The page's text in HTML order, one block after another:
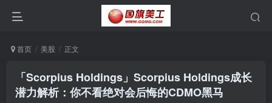
首页 美股 正文
「Scorpius Holdings」Scorpius Holdings成长
潜力解析：你不看绝对会后悔的CDMO黑马